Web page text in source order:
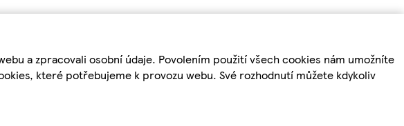
a zpracovali osobní údaje. Povolením použití všech cookies nám umožníte
které potřebujeme k provozu webu. Své rozhodnutí můžete kdykoliv